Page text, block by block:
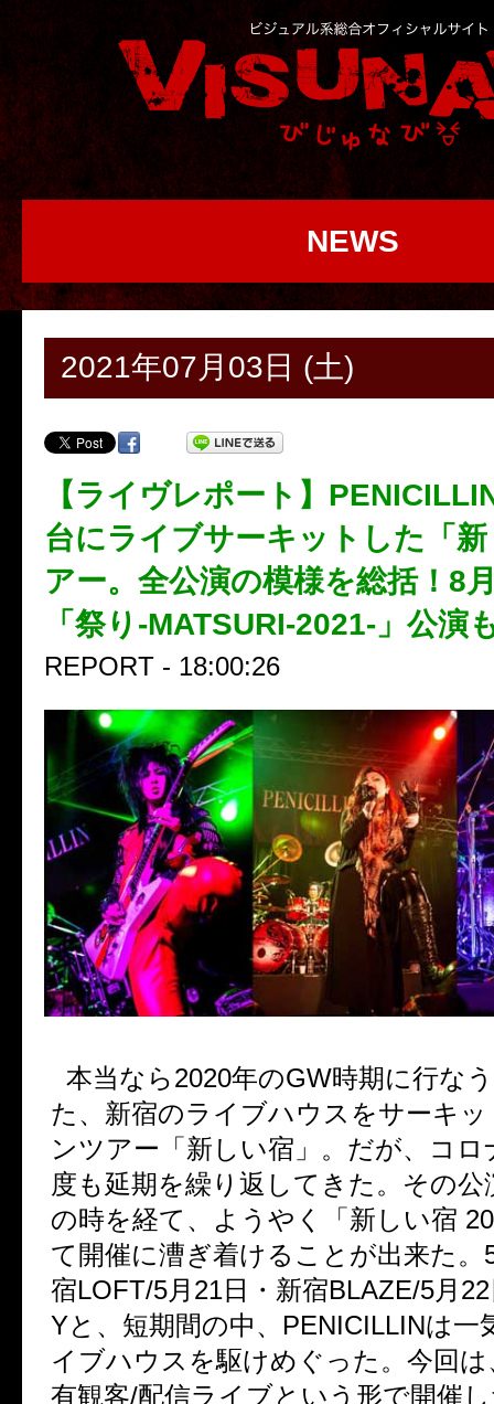
NEWS
2021年07月03日 (土)
【ライヴレポート】
台にライブサーキットした「
アー。全公演の模様を総括！8
「祭り-MATSURI-2021-」公演
REPORT - 18:00:26
本当なら2020年のGW時期に行な
た、新宿のライブハウスをサーキ
ンツアー「新しい宿」。だが、コ
度も延期を繰り返してきた。その公
の時を経て、ようやく「新しい宿
て開催に漕ぎ着けることが出来た。
宿LOFT/5月 21日・新宿BLAZE/5月 22
Yと、短期間の中、 PENICILLINは一
イブハウスを駆けめぐった。今回は
有観客/配信ライブという形で開催